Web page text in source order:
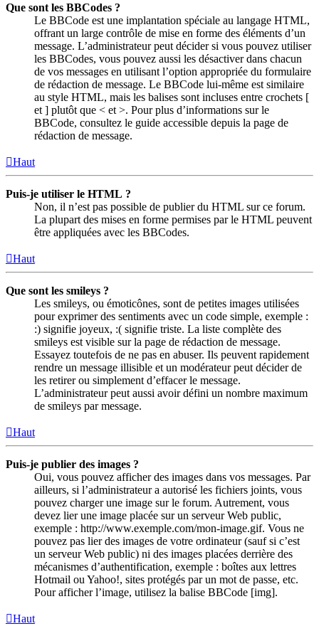
Que sont les BBCodes ?
Le BBCode est une implantation spéciale au langage HTML,
offrant un large contrôle de mise en forme des éléments d’un
message. L’administrateur peut décider si vous pouvez utiliser
les BBCodes, vous pouvez aussi les désactiver dans chacun
de vos messages en utilisant l’option appropriée du formulaire
de rédaction de message. Le BBCode lui-même est similaire
au style HTML, mais les balises sont incluses entre crochets [
et ] plutôt que < et >. Pour plus d’informations sur le
BBCode, consultez le guide accessible depuis la page de
rédaction de message.
Haut
Puis-je utiliser le HTML ?
Non, il n’est pas possible de publier du HTML sur ce forum.
La plupart des mises en forme permises par le HTML peuvent
être appliquées avec les BBCodes.
Haut
Que sont les smileys ?
Les smileys, ou émoticônes, sont de petites images utilisées
pour exprimer des sentiments avec un code simple, exemple :
:) signifie joyeux, :( signifie triste. La liste complète des
smileys est visible sur la page de rédaction de message.
Essayez toutefois de ne pas en abuser. Ils peuvent rapidement
rendre un message illisible et un modérateur peut décider de
les retirer ou simplement d’effacer le message.
L’administrateur peut aussi avoir défini un nombre maximum
de smileys par message.
Haut
Puis-je publier des images ?
Oui, vous pouvez afficher des images dans vos messages. Par
ailleurs, si l’administrateur a autorisé les fichiers joints, vous
pouvez charger une image sur le forum. Autrement, vous
devez lier une image placée sur un serveur Web public,
exemple : http://www.exemple.com/mon-image.gif. Vous ne
pouvez pas lier des images de votre ordinateur (sauf si c’est
un serveur Web public) ni des images placées derrière des
mécanismes d’authentification, exemple : boîtes aux lettres
Hotmail ou Yahoo!, sites protégés par un mot de passe, etc.
Pour afficher l’image, utilisez la balise BBCode [img].
Haut